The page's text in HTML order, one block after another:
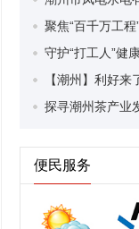
便民服务